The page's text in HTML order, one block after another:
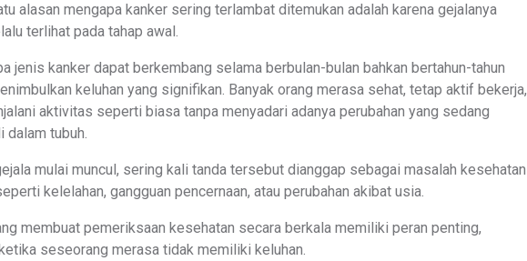
alasan mengapa kanker sering terlambat ditemukan adalah karena gejalanya
terlihat pada tahap awal.
jenis kanker dapat berkembang selama berbulan-bulan bahkan bertahun-tahun
keluhan yang signifikan. Banyak orang merasa sehat, tetap aktif bekerja,
aktivitas seperti biasa tanpa menyadari adanya perubahan yang sedang
dalam tubuh.
mulai muncul, sering kali tanda tersebut dianggap sebagai masalah kesehatan
kelelahan, gangguan pencernaan, atau perubahan akibat usia.
membuat pemeriksaan kesehatan secara berkala memiliki peran penting,
seseorang merasa tidak memiliki keluhan.